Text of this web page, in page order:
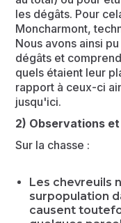
les dégâts. Pour
Moncharmont,
Nous avons ainsi
dégâts et
quels étaient leur
rapport à ceux-ci
jusqu'ici.
2) Observations
Sur la chasse :
Les chevreuils
surpopulation
causent